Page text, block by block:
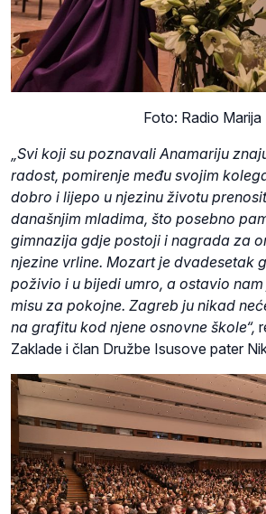
Foto: Radio Marija
„Svi koji su poznavali Anamariju
radost, pomirenje među svojim
dobro i lijepo u njezinu životu
današnjim mladima, što posebno
gimnazija gdje postoji i nagrada za
njezine vrline. Mozart je dvadesetak
poživio i u bijedi umro, a ostavio
misu za pokojne. Zagreb ju nikad
na grafitu kod njene osnovne škole“,
Zaklade i član Družbe Isusove pater